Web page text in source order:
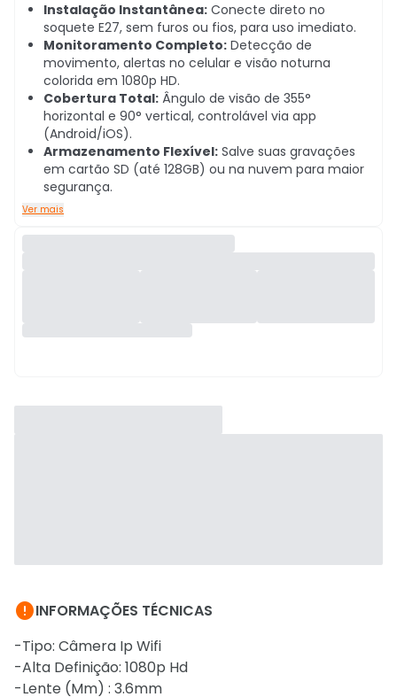
Instalação Instantânea: Conecte direto no
soquete E27, sem furos ou fios, para uso imediato.
Monitoramento Completo: Detecção de
movimento, alertas no celular e visão noturna
colorida em 1080p HD.
Cobertura Total: Ângulo de visão de 355°
horizontal e 90° vertical, controlável via app
(Android/iOS).
Armazenamento Flexível: Salve suas gravações
em cartão SD (até 128GB) ou na nuvem para maior
segurança.
Ver mais
INFORMAÇÕES TÉCNICAS
-Tipo: Câmera Ip Wifi
-Alta Definição: 1080p Hd
-Lente (Mm) : 3.6mm